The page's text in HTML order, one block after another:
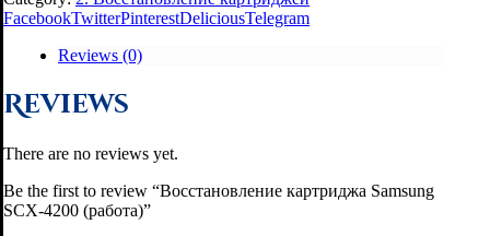
FacebookTwitterPinterestDeliciousTelegram
Reviews (0)
Reviews
There are no reviews yet.
Be the first to review “Восстановление картриджа Samsung
SCX-4200 (работа)”